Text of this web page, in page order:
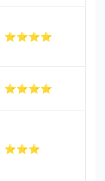
⭐⭐⭐⭐
⭐⭐⭐⭐
⭐⭐⭐